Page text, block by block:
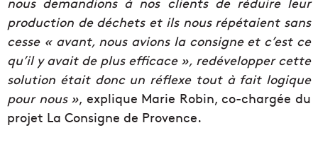
production de déchets et ils nous répétaient sans
cesse « avant, nous avions la consigne et c’est ce
qu’il y avait de plus efficace », redévelopper cette
solution était donc un réflexe tout à fait logique
pour nous », explique Marie Robin, co-chargée du
projet La Consigne de Provence.